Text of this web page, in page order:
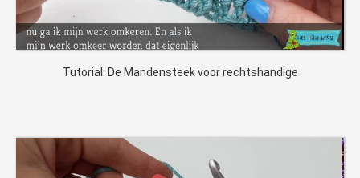
Tutorial: De Mandensteek voor rechtshandige